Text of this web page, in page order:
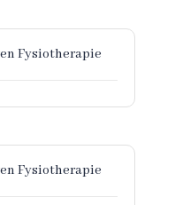
Fysiotherapie
Fysiotherapie